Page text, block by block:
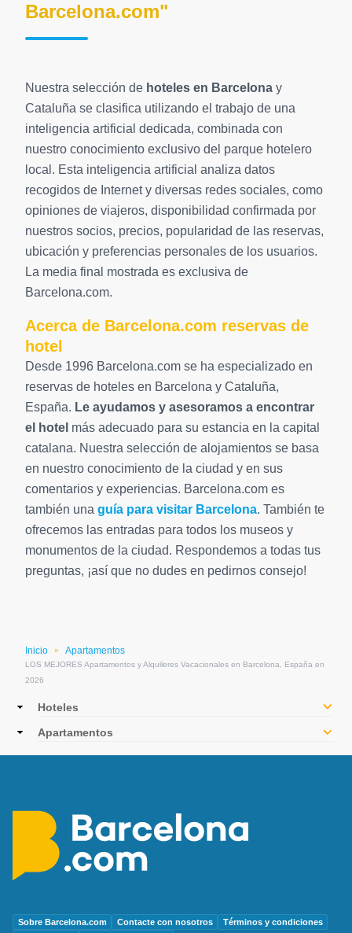
Inicio » Apartamentos
LOS MEJORES Apartamentos y Alquileres Vacacionales en Barcelona, España en
2026
Barcelona.com"
Nuestra selección de hoteles en Barcelona y
Cataluña se clasifica utilizando el trabajo de una
inteligencia artificial dedicada, combinada con
nuestro conocimiento exclusivo del parque hotelero
local. Esta inteligencia artificial analiza datos
recogidos de Internet y diversas redes sociales, como
opiniones de viajeros, disponibilidad confirmada por
nuestros socios, precios, popularidad de las reservas,
ubicación y preferencias personales de los usuarios.
La media final mostrada es exclusiva de
Barcelona.com.
Acerca de Barcelona.com reservas de
hotel
Desde 1996 Barcelona.com se ha especializado en
reservas de hoteles en Barcelona y Cataluña,
España. Le ayudamos y asesoramos a encontrar
el hotel más adecuado para su estancia en la capital
catalana. Nuestra selección de alojamientos se basa
en nuestro conocimiento de la ciudad y en sus
comentarios y experiencias. Barcelona.com es
también una guía para visitar Barcelona. También te
ofrecemos las entradas para todos los museos y
monumentos de la ciudad. Respondemos a todas tus
preguntas, ¡así que no dudes en pedirnos consejo!
MainHoteles
Apartamentos
Sobre Barcelona.com Contacte con nosotros
Términos y condiciones